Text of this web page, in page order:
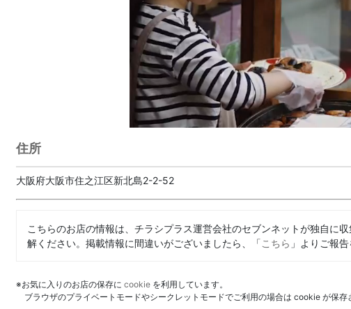
住所
大阪府大阪市住之江区新北島2-2-52
こちらのお店の情報は、チラシプラス運営会社のセブンネットが独自に
解ください。掲載情報に間違いがございましたら、「こちら 」よりご報
※お気に入りのお店の保存に cookie を利用しています。
ブラウザのプライベートモードやシークレットモードでご利用の場合は cookie が保存